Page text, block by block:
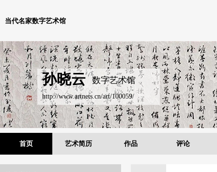
当代名家数字艺术馆
孙晓云 数字艺术馆
http://www.artnets.cn/art/100059/
首页 艺术简历 作品 评论